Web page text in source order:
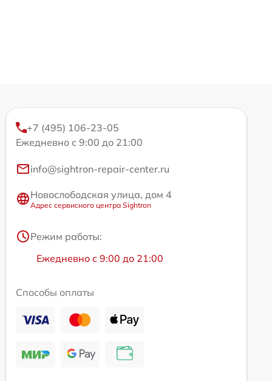
+7 (495) 106-23-05
Ежедневно с 9:00 до 21:00
info@sightron-repair-center.ru
Новослободская улица, дом 4
Адрес сервисного центра Sightron
Режим работы:
Ежедневно с 9:00 до 21:00
Способы оплаты